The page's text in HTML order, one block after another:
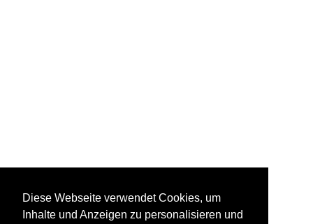
Diese Webseite verwendet Cookies, um
Inhalte und Anzeigen zu personalisieren und